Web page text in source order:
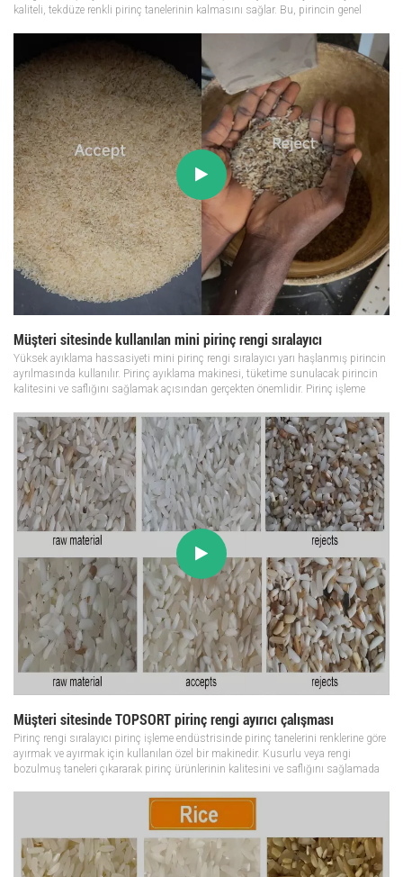
kaliteli, tekdüze renkli pirinç tanelerinin kalmasını sağlar. Bu, pirincin genel
Müşteri sitesinde kullanılan mini pirinç rengi sıralayıcı
Yüksek ayıklama hassasiyeti mini pirinç rengi sıralayıcı yarı haşlanmış pirincin
ayrılmasında kullanılır. Pirinç ayıklama makinesi, tüketime sunulacak pirincin
kalitesini ve saflığını sağlamak açısından gerçekten önemlidir. Pirinç işleme
Müşteri sitesinde TOPSORT pirinç rengi ayırıcı çalışması
Pirinç rengi sıralayıcı pirinç işleme endüstrisinde pirinç tanelerini renklerine göre
ayırmak ve ayırmak için kullanılan özel bir makinedir. Kusurlu veya rengi
bozulmuş taneleri çıkararak pirinç ürünlerinin kalitesini ve saflığını sağlamada